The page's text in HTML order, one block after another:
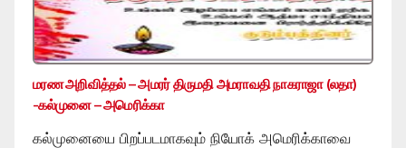
மரண அறிவித்தல் – அமரர் திருமதி அமராவதி நாகராஜா (லதா)
-கல்முனை – அமெரிக்கா
கல்முனையை பிறப்படமாகவும் நியோக் அமெரிக்காவை